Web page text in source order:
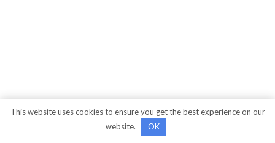
This website uses cookies to ensure you get the best experience on our
website.
OK